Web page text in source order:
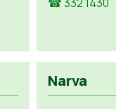
Narva